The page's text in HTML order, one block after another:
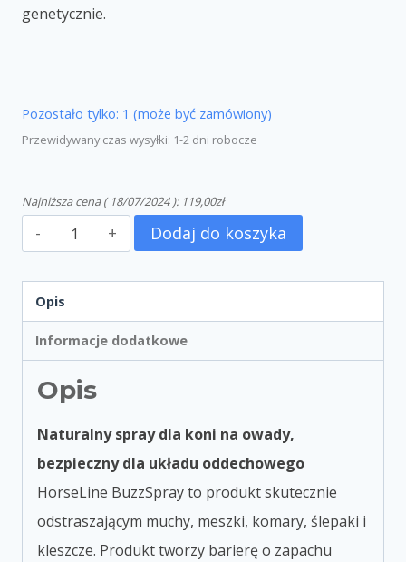
genetycznie.
Pozostało tylko: 1 (może być zamówiony)
Przewidywany czas wysyłki: 1-2 dni robocze
Najniższa cena (18/07/2024): 119,00zł
Dodaj do koszyka
Opis
Informacje dodatkowe
Opis
Naturalny spray dla koni na owady,
bezpieczny dla układu oddechowego
HorseLine BuzzSpray to produkt skutecznie
odstraszającym muchy, meszki, komary, ślepaki i
kleszcze. Produkt tworzy barierę o zapachu